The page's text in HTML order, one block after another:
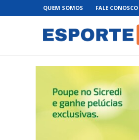
QUEM SOMOS FALE CONOSCO